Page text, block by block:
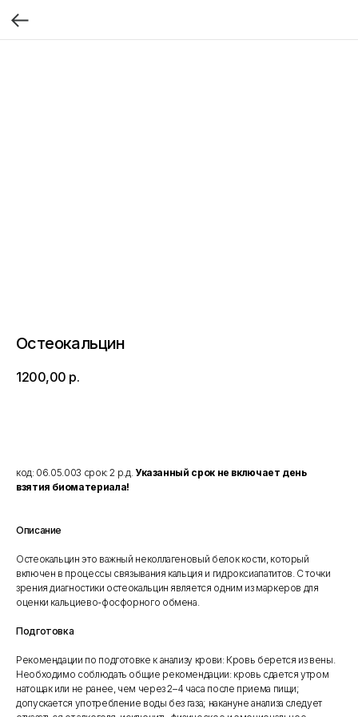
Остеокальцин
1200,00 р.
код: 06.05.003 срок: 2 р.д. Указанный срок не включает день
взятия биоматериала!
Описание
Остеокальцин это важный неколлагеновый белок кости, который
включен в процессы связывания кальция и гидроксиапатитов. С точки
зрения диагностики остеокальцин является одним из маркеров для
оценки кальциево-фосфорного обмена.
Подготовка
Рекомендации по подготовке к анализу крови: Кровь берется из вены.
Необходимо соблюдать общие рекомендации: кровь сдается утром
натощак или не ранее, чем через 2–4 часа после приема пищи;
допускается употребление воды без газа; накануне анализа следует